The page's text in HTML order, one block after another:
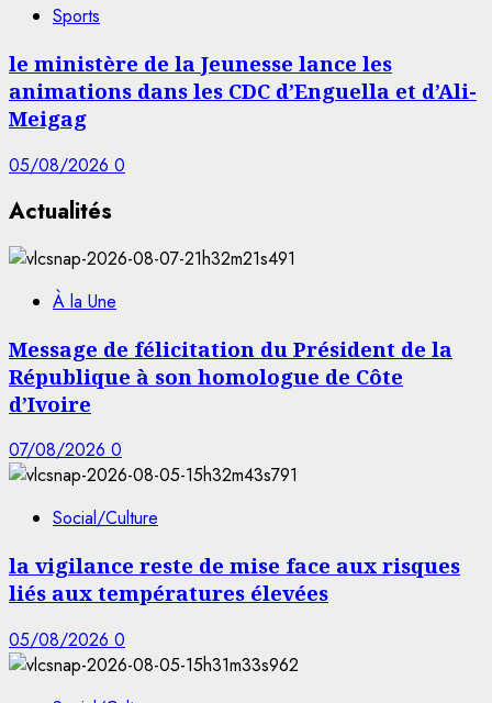
Sports
le ministère de la Jeunesse lance les
animations dans les CDC d’Enguella et d’Ali-
Meigag
05/08/2026 0
Actualités
À la Une
Message de félicitation du Président de la
République à son homologue de Côte
d’Ivoire
07/08/2026 0
Social/Culture
la vigilance reste de mise face aux risques
liés aux températures élevées
05/08/2026 0